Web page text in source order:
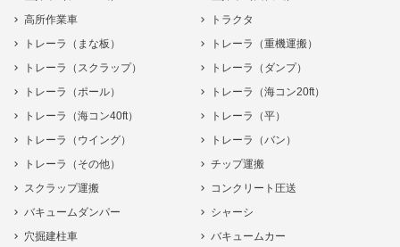
高所作業車
トラクタ
トレーラ（まな板）
トレーラ（重機運搬）
トレーラ（スクラップ）
トレーラ（ダンプ）
トレーラ（ポール）
トレーラ（海コン20ft）
トレーラ（海コン40ft）
トレーラ（平）
トレーラ（ウイング）
トレーラ（バン）
トレーラ（その他）
チップ運搬
スクラップ運搬
コンクリート圧送
バキュームダンパー
シャーシ
穴掘建柱車
バキュームカー